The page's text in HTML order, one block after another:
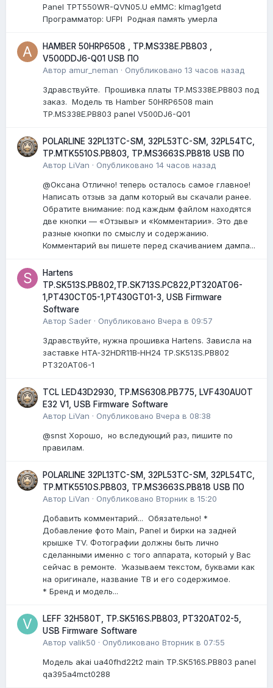
Panel TPT550WR-QVN05.U eMMC: klmag1getd
Программатор: UFPI Родная память умерла
HAMBER 50HRP6508 , TP.MS338E.PB803 ,
V500DDJ6-Q01 USB ПО
Автор amur_neman · Опубликовано 13 часов назад
Здравствуйте. Прошивка платы TP.MS338E.PB803 под
заказ. Модель тв Hamber 50HRP6508 main
TP.MS338E.PB803 panel V500DJ6-Q01
POLARLINE 32PL13TC-SM, 32PL53TC-SM, 32PL54TC,
TP.MTK5510S.PB803, TP.MS3663S.PB818 USB ПО
Автор LiVan · Опубликовано 14 часов назад
@Оксана Отлично! теперь осталось самое главное!
Написать отзыв за дапм который вы скачали ранее.
Обратите внимание: под каждым файлом находятся
две кнопки — «Отзывы» и «Комментарии». Это две
разные кнопки по смыслу и содержанию.
Комментарий вы пишете перед скачиванием дампа...
Hartens
TP.SK513S.PB802,TP.SK713S.PC822,PT320AT06-
1,PT430CT05-1,PT430GT01-3, USB Firmware
Software
Автор Sader · Опубликовано Вчера в 09:57
Здравствуйте, нужна прошивка Hartens. Зависла на
заставке HTA‑32HDR11B‑HH24 TP.SK513S.PB802
PT320AT06-1
TCL LED43D2930, TP.MS6308.PB775, LVF430AUOT
E32 V1, USB Firmware Software
Автор LiVan · Опубликовано Вчера в 08:38
@snst Хорошо, но вследующий раз, пишите по
правилам.
POLARLINE 32PL13TC-SM, 32PL53TC-SM, 32PL54TC,
TP.MTK5510S.PB803, TP.MS3663S.PB818 USB ПО
Автор LiVan · Опубликовано Вторник в 15:20
Добавить комментарий... Обязательно! *
Добавление фото Main, Panel и бирки на задней
крышке TV. Фотографии должны быть лично
сделанными именно с того аппарата, который у Вас
сейчас в ремонте. Указываем текстом, буквами как
на оригинале, название ТВ и его содержимое.
* Бренд и модель...
LEFF 32H580T, TP.SK516S.PB803, PT320AT02-5,
USB Firmware Software
Автор valik50 · Опубликовано Вторник в 07:55
Модель akai ua40fhd22t2 main TP.SK516S.PB803 panel
qa395a4mct0288